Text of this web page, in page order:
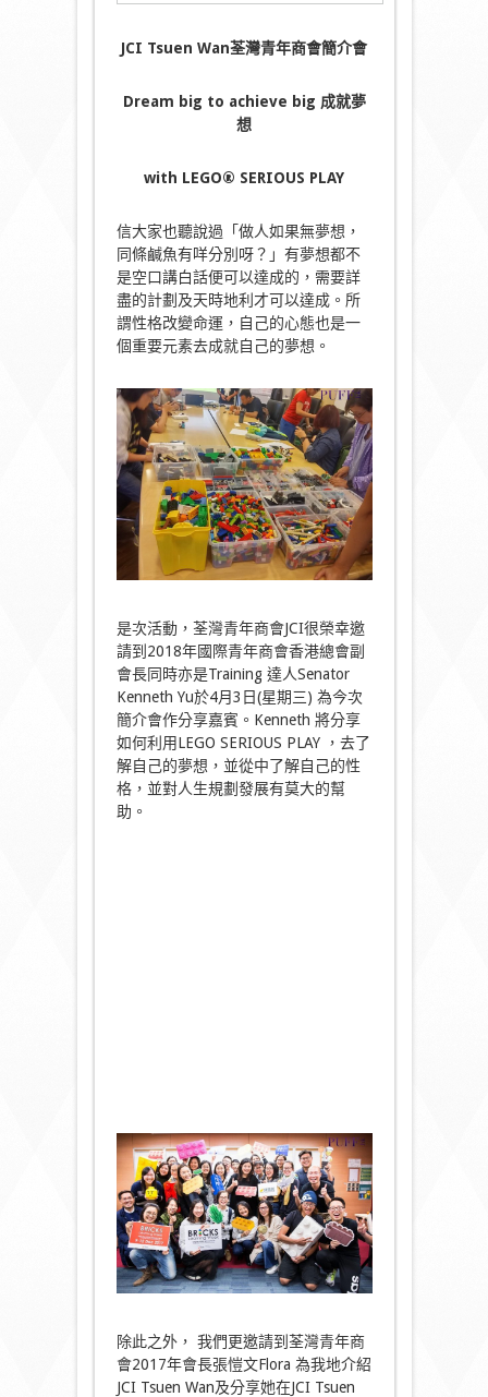
JCI Tsuen Wan荃灣青年商會簡介會
Dream big to achieve big 成就夢
想
with LEGO® SERIOUS PLAY
信大家也聽說過「做人如果無夢想，
同條鹹魚有咩分別呀？」有夢想都不
是空口講白話便可以達成的，需要詳
盡的計劃及天時地利才可以達成。所
謂性格改變命運，自己的心態也是一
個重要元素去成就自己的夢想。
是次活動，荃灣青年商會JCI很榮幸邀
請到2018年國際青年商會香港總會副
會長同時亦是Training 達人Senator
Kenneth Yu於4月3日(星期三) 為今次
簡介會作分享嘉賓。Kenneth 將分享
如何利用LEGO SERIOUS PLAY ，去了
解自己的夢想，並從中了解自己的性
格，並對人生規劃發展有莫大的幫
助。
除此之外， 我們更邀請到荃灣青年商
會2017年會長張愷文Flora 為我地介紹
JCI Tsuen Wan及分享她在JCI Tsuen